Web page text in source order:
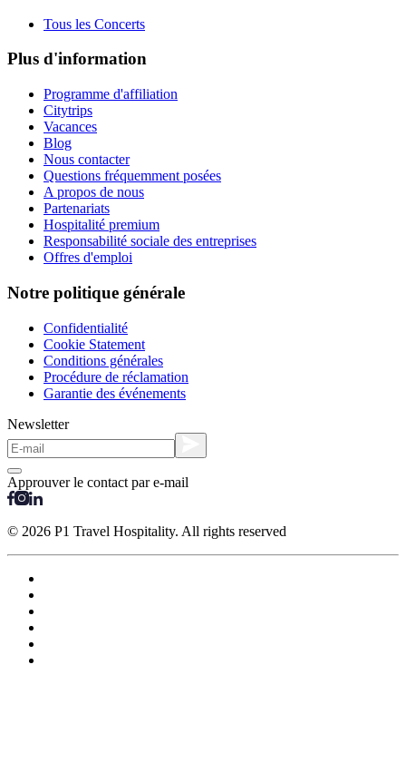
Tous les Concerts
Plus d'information
Programme d'affiliation
Citytrips
Vacances
Blog
Nous contacter
Questions fréquemment posées
A propos de nous
Partenariats
Hospitalité premium
Responsabilité sociale des entreprises
Offres d'emploi
Notre politique générale
Confidentialité
Cookie Statement
Conditions générales
Procédure de réclamation
Garantie des événements
Newsletter
Approuver le contact par e-mail
© 2026 P1 Travel Hospitality. All rights reserved